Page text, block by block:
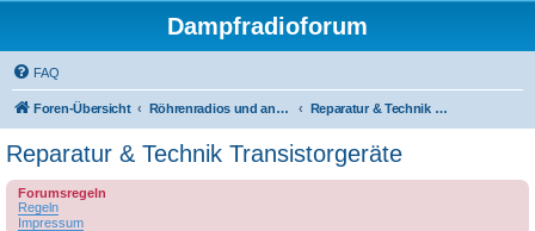
Dampfradioforum
FAQ
Foren-Übersicht Röhrenradios und andere Dampfradios Reparatur & Technik Transistorgeräte
Reparatur & Technik Transistorgeräte
Forumsregeln
Regeln
Impressum